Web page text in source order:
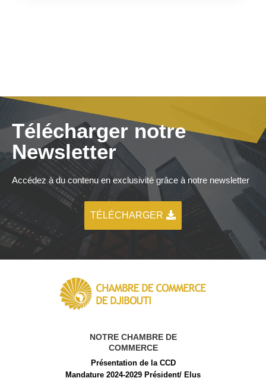
Télécharger notre
Newsletter
Accédez à du contenu en exclusivité grâce à notre newsletter
TÉLÉCHARGER
NOTRE CHAMBRE DE
COMMERCE
Présentation de la CCD
Mandature 2024-2029 Président/ Elus